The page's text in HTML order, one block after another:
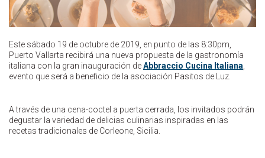
Este sábado 19 de octubre de 2019, en punto de las 8:30pm,
Puerto Vallarta recibirá una nueva propuesta de la gastronomía
italiana con la gran inauguración deAbbraccio Cucina Italiana
evento que será a beneficio de la asociación Pasitos de Luz.
A través de una cena-coctel a puerta cerrada, los invitados podrán
degustar la variedad de delicias culinarias inspiradas en las
recetas tradicionales de Corleone, Sicilia.